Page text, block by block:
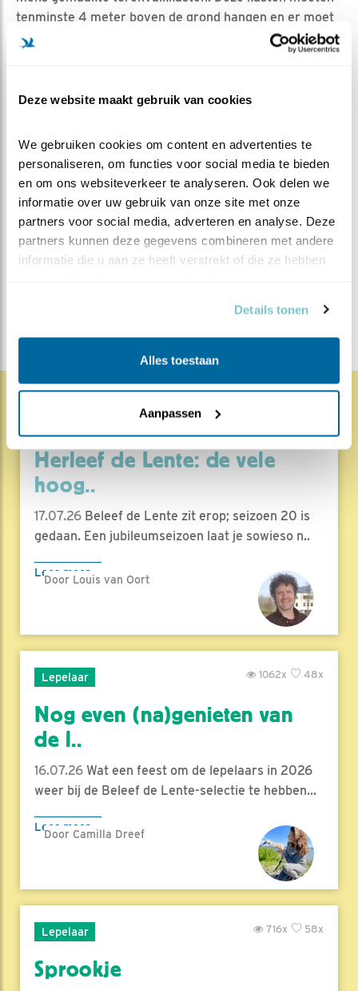
Deze website maakt gebruik van cookies
We gebruiken cookies om content en advertenties te
personaliseren, om functies voor social media te bieden
en om ons websiteverkeer te analyseren. Ook delen we
informatie over uw gebruik van onze site met onze
partners voor social media, adverteren en analyse. Deze
partners kunnen deze gegevens combineren met andere
informatie die u aan ze heeft verstrekt of die ze hebben
Details tonen
Alles toestaan
Aanpassen
tenminste 4 meter boven de grond hangen en er moet
een open aanvliegroute zijn. In het buitenland bewoont
het nog lang?
Vind ik leuk
Bewaar deze blog
MEER OVER
Torenvalk
Alle Beleef de
Lente blogs
Herleef de Lente: de vele
hoog..
17.07.26 Beleef de Lente zit erop; seizoen 20 is
gedaan. Een jubileumseizoen laat je sowieso n..
Lees meer
Door Louis van Oort
Lepelaar 48x
1062x
Nog even (na)genieten van
de l..
16.07.26 Wat een feest om de lepelaars in 2026
weer bij de Beleef de Lente-selectie te hebben...
Lees meer
Door Camilla Dreef
Lepelaar 58x
716x
Sprookje